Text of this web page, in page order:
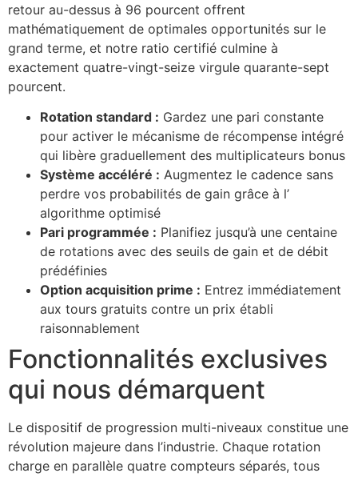
retour au-dessus à 96 pourcent offrent
mathématiquement de optimales opportunités sur le
grand terme, et notre ratio certifié culmine à
exactement quatre-vingt-seize virgule quarante-sept
pourcent.
Rotation standard : Gardez une pari constante
pour activer le mécanisme de récompense intégré
qui libère graduellement des multiplicateurs bonus
Système accéléré : Augmentez le cadence sans
perdre vos probabilités de gain grâce à l’
algorithme optimisé
Pari programmée : Planifiez jusqu’à une centaine
de rotations avec des seuils de gain et de débit
prédéfinies
Option acquisition prime : Entrez immédiatement
aux tours gratuits contre un prix établi
raisonnablement
Fonctionnalités exclusives
qui nous démarquent
Le dispositif de progression multi-niveaux constitue une
révolution majeure dans l’industrie. Chaque rotation
charge en parallèle quatre compteurs séparés, tous